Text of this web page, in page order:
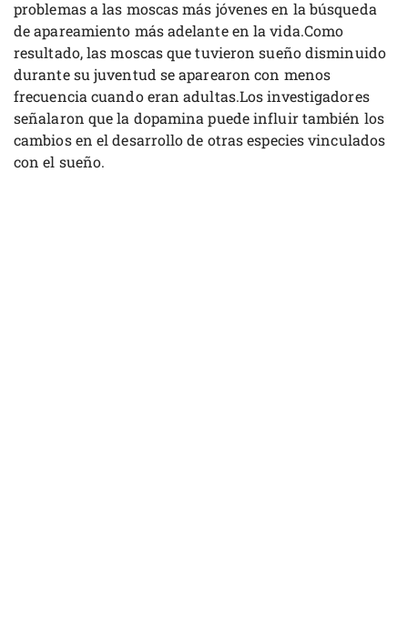
problemas a las moscas más jóvenes en la búsqueda
de apareamiento más adelante en la vida.Como
resultado, las moscas que tuvieron sueño disminuido
durante su juventud se aparearon con menos
frecuencia cuando eran adultas.Los investigadores
señalaron que la dopamina puede influir también los
cambios en el desarrollo de otras especies vinculados
con el sueño.